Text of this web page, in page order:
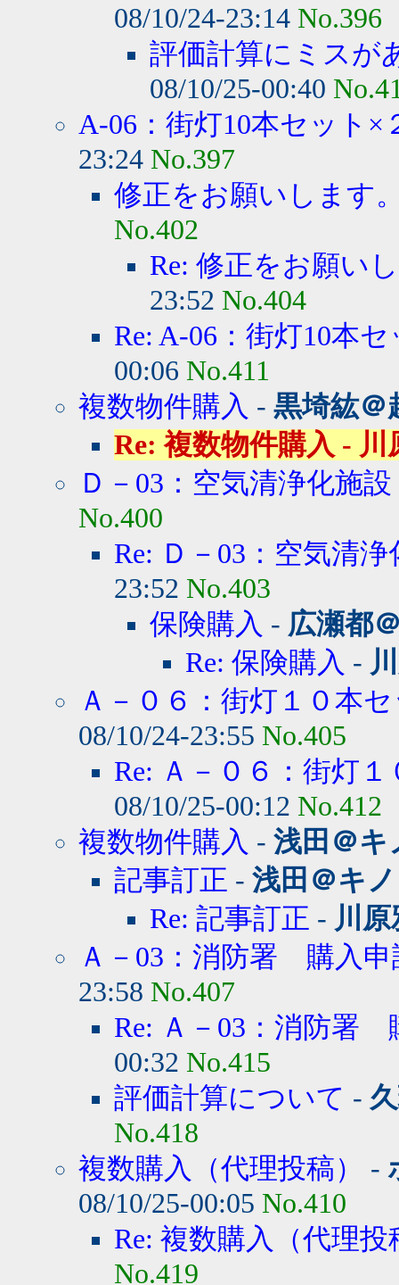
08/10/24-23:14 No.396
評価計算にミスが
08/10/25-00:40
A-06：街灯10本セット
23:24 No.397
修正をお願いします
No.402
Re: 修正をお願い
23:52 No.404
Re: A-06：街灯10本
00:06 No.411
複数物件購入 - 黒埼紘＠
Re: 複数物件購入 - 川
Ｄ－03：空気清浄化施設
No.400
Re: Ｄ－03：空気清浄
23:52 No.403
保険購入 - 広瀬都
Re: 保険購入 -
Ａ－０６：街灯１０本
08/10/24-23:55 No.405
Re: Ａ－０６：街灯
08/10/25-00:12 No.412
複数物件購入 - 浅田＠キ
記事訂正 - 浅田＠キ
Re: 記事訂正 - 川
Ａ－03：消防署 購入申
23:58 No.407
Re: Ａ－03：消防署
00:32 No.415
評価計算について -
No.418
複数購入（代理投稿）
-
08/10/25-00:05 No.410
Re: 複数購入（代理投
No.419